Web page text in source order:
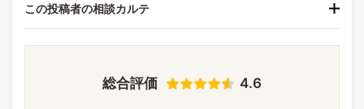
この投稿者の相談カルテ
総合評価 4.6